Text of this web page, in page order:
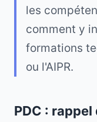
les
comment y
formations
ou l'AIPR.
PDC :